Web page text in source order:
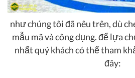
như chúng tôi đã nêu trên, dù
mẫu mã và công dụng. để lựa
nhất quý khách có thể tham
đây: